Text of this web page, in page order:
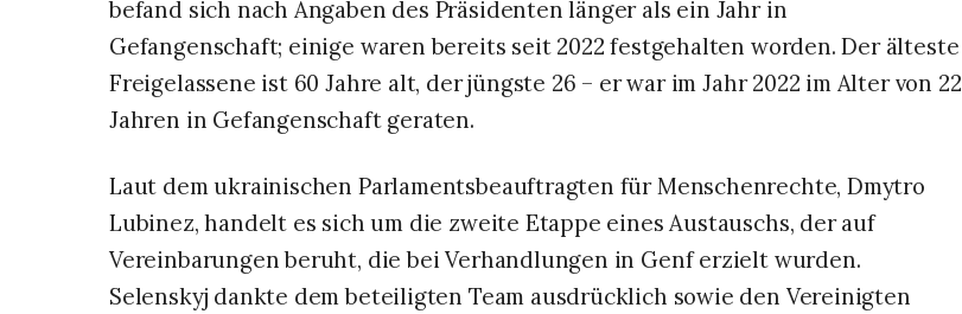
befand sich nach Angaben des Präsidenten länger als ein Jahr in
Gefangenschaft; einige waren bereits seit 2022 festgehalten worden. Der älteste
Freigelassene ist 60 Jahre alt, der jüngste 26 – er war im Jahr 2022 im Alter von 22
Jahren in Gefangenschaft geraten.
Laut dem ukrainischen Parlamentsbeauftragten für Menschenrechte, Dmytro
Lubinez, handelt es sich um die zweite Etappe eines Austauschs, der auf
Vereinbarungen beruht, die bei Verhandlungen in Genf erzielt wurden.
Selenskyj dankte dem beteiligten Team ausdrücklich sowie den Vereinigten